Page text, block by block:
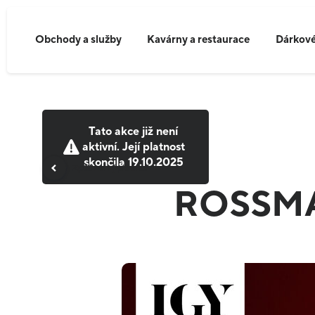
Obchody a služby Kavárny a restaurace
Zpět na výpis akcí
Tato akce již není
aktivní. Její platnost
skončila 19.10.2025